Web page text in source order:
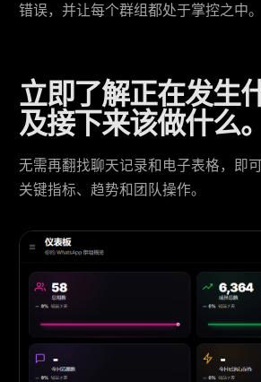
错误，并让每个群组都处于掌控之中。
立即了解正在发生
及接下来该做什么。
无需再翻找聊天记录和电子表格，即
关键指标、趋势和团队操作。